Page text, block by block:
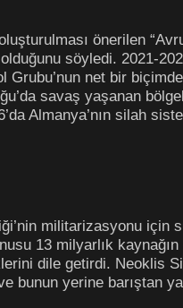
önerilen
söyledi. 2021-
net bir
savaş yaşanan
Almanya’nın silah
militarizasyonu
13 milyarlık
dile getirdi. Neoklis
bunun yerine barıştan